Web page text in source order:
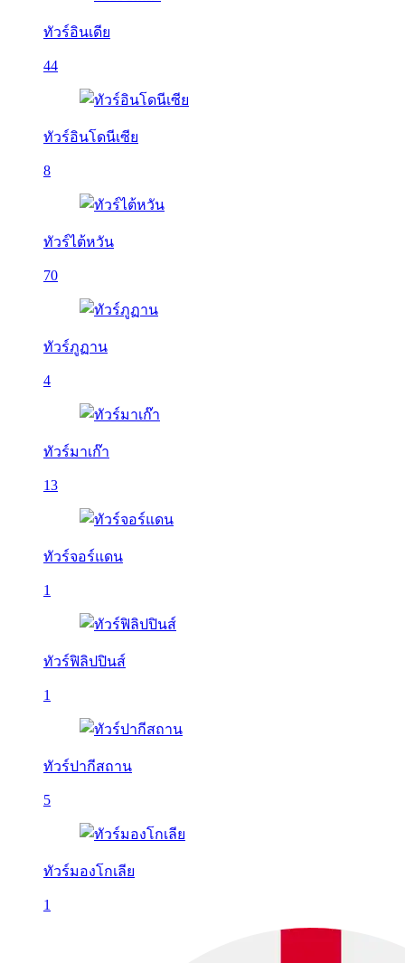
ทัวร์อินเดีย
44
ทัวร์อินโดนีเซีย
8
ทัวร์ไต้หวัน
70
ทัวร์ภูฏาน
4
ทัวร์มาเก๊า
13
ทัวร์จอร์แดน
1
ทัวร์ฟิลิปปินส์
1
ทัวร์ปากีสถาน
5
ทัวร์มองโกเลีย
1